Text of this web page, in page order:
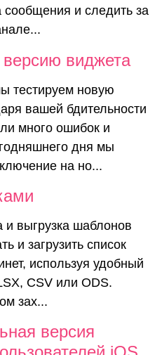
сообщения и следить за
виджета
тестируем новую
вашей бдительности
много ошибок и
дня мы
на но...
и выгрузка шаблонов
и загрузить список
используя удобный
CSV или ODS.
зах...
версия